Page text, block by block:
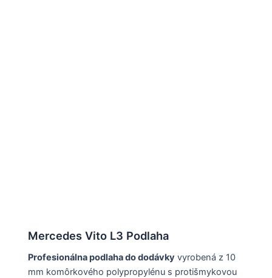
Mercedes Vito L3 Podlaha
Profesionálna podlaha do dodávky vyrobená z 10
mm komôrkového polypropylénu s protišmykovou